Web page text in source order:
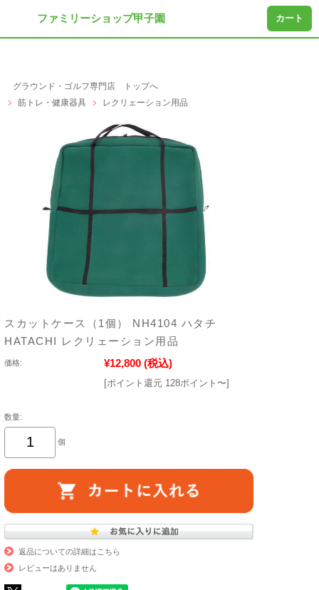
グラウンド・ゴルフ専門店 トップへ
筋トレ・健康器具
レクリェーション用品
スカットケース（1個） NH4104 ハタチ
HATACHI レクリェーション用品
価格: ¥12,800 (税込)
[ポイント還元 128ポイント〜]
数量:
個
返品についての詳細はこちら
レビューはありません
ファミリーショップ甲子園 カート